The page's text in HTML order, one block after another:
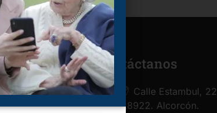
Interés
Online
Contáctanos
Calle Estambul,
28922. Alcorcón.